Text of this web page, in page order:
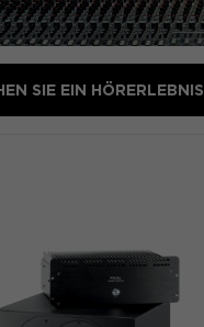
SIE EIN HÖRERLEBNIS